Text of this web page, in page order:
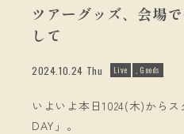
ツアーグッズ、会場
して
2024.10.24 Thu Live Goods
いよいよ本日1024(木)から
DAY」。